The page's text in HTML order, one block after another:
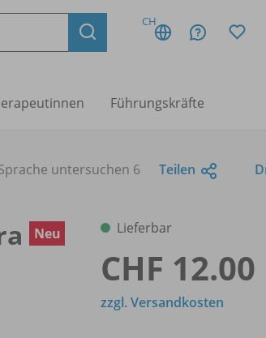
CH
Führungskräfte
untersuchen 6 Teilen
Neu
Lieferbar
CHF 12.00
zzgl. Versandkosten